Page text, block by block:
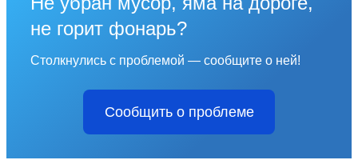
не горит фонарь?
Столкнулись с проблемой — сообщите о ней!
Сообщить о проблеме